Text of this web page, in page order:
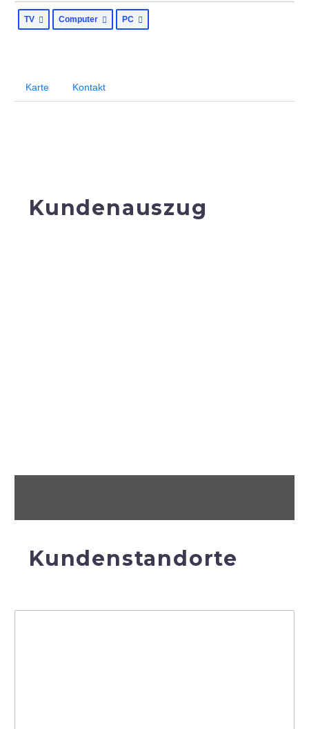
TV Computer PC
Karte Kontakt
Kundenauszug
Kundenstandorte